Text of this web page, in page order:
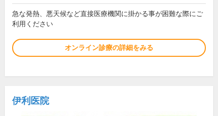
急な発熱、悪天候など直接医療機関に掛かる事が困難な際にご
利用ください
オンライン診療の詳細をみる
伊利医院